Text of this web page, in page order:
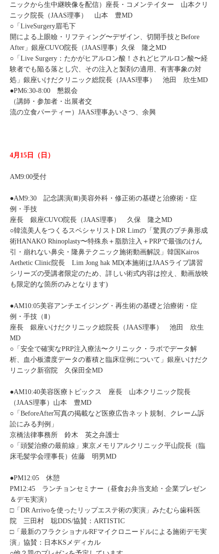
ニックから生中継映像を配信）座長・コメンテイター 山本クリ
ニック院長（JAAS理事） 山本 豊MD
○「LiveSurgery眉毛下
開による上眼瞼・リフティング〜デザイン、切開手技とBefore
After」銀座CUVO院長（JAAS理事）久保 隆之MD
○「Live Surgery：たかがヒアルロン酸！されどヒアルロン酸〜経
験者でも陥る落とし穴、その注入と製剤の適用、有害事象の対
処」銀座いけだクリニック総院長（JAAS理事） 池田 欣生MD
●PM6:30‐8:00 懇親会
（講師・参加者・出展者交
流の立食パーティー）JAAS理事あいさつ、余興
4月15日（日）
AM9:00受付
●AM9:30 記念講演(Ⅲ)美容外科・修正術の基礎と治療術・症
例・手技
座長 銀座CUVO院長（JAAS理事） 久保 隆之MD
○韓流美人をつくるスペシャリストDR Limの「驚異のプチ鼻形成
術HANAKO Rhinoplasty〜特殊糸＋脂肪注入＋PRPで最強のけん
引・崩れない鼻尖・隆鼻テクニック施術動画解説」韓国Kairos
Aethetic Clinic院長 Lim Jong hak MD(本施術はJAASライブ講習
シリーズの受講者限定のため、詳しい術式内容は控え、動画放映
も限定的な箇所のみとなります)
●AM10:05美容アンチエイジング・再生術の基礎と治療術・症
例・手技（Ⅱ）
座長 銀座いけだクリニック総院長（JAAS理事） 池田 欣生
MD
○「安全で確実なPRP注入療法〜クリニック・ラボでデータ解
析、血小板濃度データの蓄積と臨床症例について」銀座いけだク
リニック新宿院 久保田全MD
●AM10:40美容医療トピックス 座長 山本クリニック院長
（JAAS理事）山本 豊MD
○「BeforeAfter写真の掲載など医療広告ネット規制、クレーム訴
訟にみる判例」
京橋法律事務所 鈴木 英之弁護士
○「頭髪治療の最前線」東京メモリアルクリニック平山院長（臨
床毛髪学会理事長）佐藤 明男MD
●PM12:05 休憩
PM12:45 ランチョンセミナー（昼食お弁当支給・企業プレゼン
＆デモ実演）
□「DR Arrivoを使ったリップエステ術の実演」みたむら歯科医
院 三田村 聡DDS/協賛：ARTISTIC
□「最新のフラクショナルRFマイクロニードルによる施術デモ実
演」協賛：日本KSメディカル